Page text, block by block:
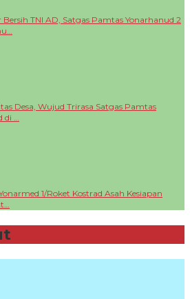
TNI AD, Satgas Pamtas Yonarhanud 2
Desa, Wujud Trirasa Satgas Pamtas
…
1/Roket Kostrad Asah Kesiapan